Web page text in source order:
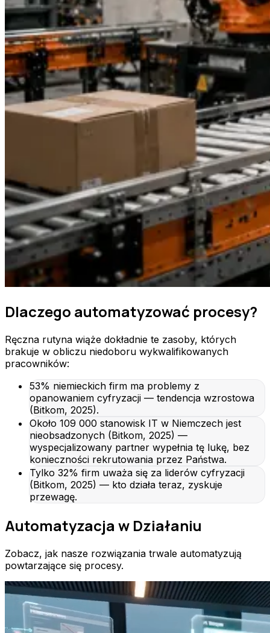
Dlaczego automatyzować procesy?
Ręczna rutyna wiąże dokładnie te zasoby, których
brakuje w obliczu niedoboru wykwalifikowanych
pracowników:
53% niemieckich firm ma problemy z
opanowaniem cyfryzacji — tendencja wzrostowa
(Bitkom, 2025).
Około 109 000 stanowisk IT w Niemczech jest
nieobsadzonych (Bitkom, 2025) —
wyspecjalizowany partner wypełnia tę lukę, bez
konieczności rekrutowania przez Państwa.
Tylko 32% firm uważa się za liderów cyfryzacji
(Bitkom, 2025) — kto działa teraz, zyskuje
przewagę.
Automatyzacja w Działaniu
Zobacz, jak nasze rozwiązania trwale automatyzują
powtarzające się procesy.